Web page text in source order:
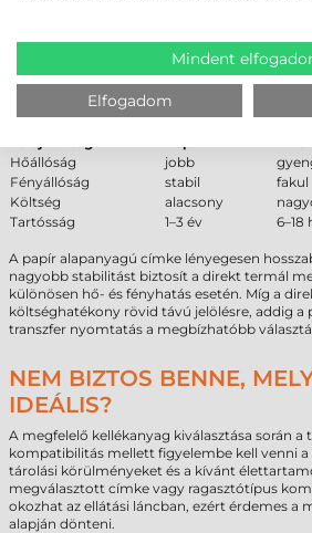
PAPÍR VS DIREKT
ÖSSZEHASONLÍTÁS
Hőállóság
jobb
Fényállóság
stabil
fakul
Költség
alacsony
Tartósság
1–3 év 6–18
A papír alapanyagú címke lényegesen
nagyobb stabilitást biztosít a direkt termál
különösen hő- és fényhatás esetén. Míg a
költséghatékony rövid távú jelölésre, addig a
transzfer nyomtatás a megbízhatóbb
NEM BIZTOS BENNE,
IDEÁLIS?
A megfelelő kellékanyag kiválasztása során a
kompatibilitás mellett figyelembe kell venni a
tárolási körülményeket és a kívánt
megválasztott címke vagy ragasztótípus
okozhat az ellátási láncban, ezért érdemes a
alapján dönteni.
Mindent
Elfogadom